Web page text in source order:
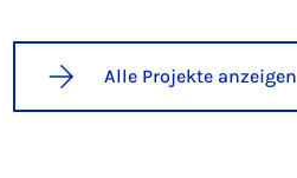
Alle Projekte anzeigen